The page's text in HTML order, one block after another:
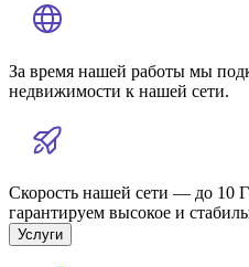
За время нашей работы мы
недвижимости к нашей сети.
Скорость нашей сети — до 10
гарантируем высокое и
Услуги